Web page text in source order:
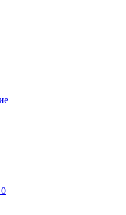
0